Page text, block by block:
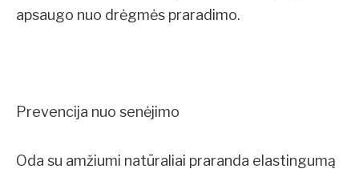
apsaugo nuo drėgmės praradimo.
Prevencija nuo senėjimo
Oda su amžiumi natūraliai praranda elastingumą